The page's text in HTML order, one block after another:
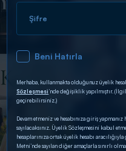
DİĞER SONUÇLAR
Şifre
Beni Hatırla
Merhaba, kullanmakta olduğunuz üyelik
Sözleşmesi’nde değişiklik yapılmıştır.
geçirebilirsiniz.)
Devam etmeniz ve hesabınıza giriş
sayılacaksınız. Üyelik Sözleşmesini kabul
hesaplarınıza ortak üyelik hesabı
Metni’nde sayılan diğer amaçlarla sınırlı